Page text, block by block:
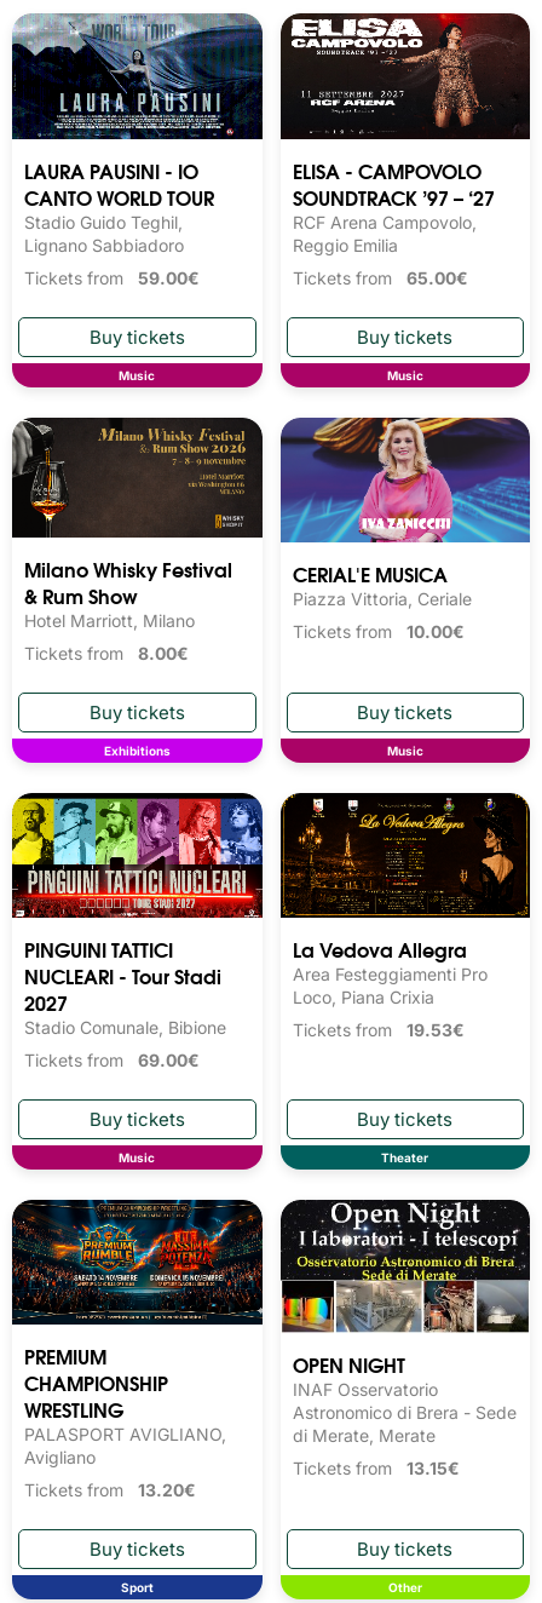
LAURA PAUSINI - IO
CANTO WORLD TOUR
Stadio Guido Teghil,
Lignano Sabbiadoro
Tickets from 59.00€
Music
ELISA - CAMPOVOLO
SOUNDTRACK ’97 – ‘27
RCF Arena Campovolo,
Reggio Emilia
Tickets from 65.00€
Music
Milano Whisky Festival
& Rum Show
Hotel Marriott, Milano
Tickets from 8.00€
Exhibitions
CERIAL'E MUSICA
Piazza Vittoria, Ceriale
Tickets from 10.00€
Music
PINGUINI TATTICI
NUCLEARI - Tour Stadi
2027
Stadio Comunale, Bibione
Tickets from 69.00€
Music
La Vedova Allegra
Area Festeggiamenti Pro
Loco, Piana Crixia
Tickets from 19.53€
Theater
PREMIUM
CHAMPIONSHIP
WRESTLING
PALASPORT AVIGLIANO,
Avigliano
Tickets from 13.20€
Sport
OPEN NIGHT
INAF Osservatorio
Astronomico di Brera - Sede
di Merate, Merate
Tickets from 13.15€
Other